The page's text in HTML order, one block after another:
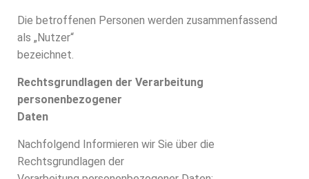
Die betroffenen Personen werden zusammenfassend
als „Nutzer“
bezeichnet.
Rechtsgrundlagen der Verarbeitung
personenbezogener
Daten
Nachfolgend Informieren wir Sie über die
Rechtsgrundlagen der